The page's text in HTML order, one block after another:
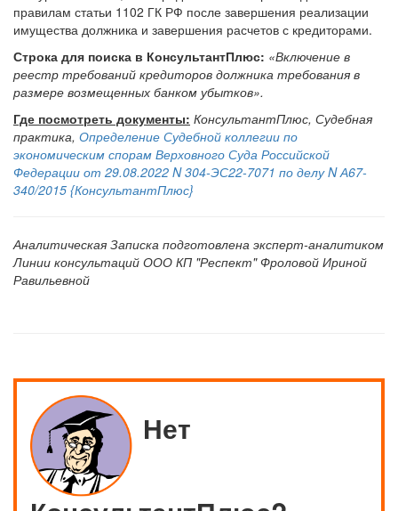
правилам статьи 1102 ГК РФ после завершения реализации
имущества должника и завершения расчетов с кредиторами.
Строка для поиска в КонсультантПлюс: «Включение в
реестр требований кредиторов должника требования в
размере возмещенных банком убытков».
Где посмотреть документы: КонсультантПлюс, Судебная
практика, Определение Судебной коллегии по
экономическим спорам Верховного Суда Российской
Федерации от 29.08.2022 N 304-ЭС22-7071 по делу N А67-
340/2015 {КонсультантПлюс}
Аналитическая Записка подготовлена эксперт-аналитиком
Линии консультаций ООО КП "Респект" Фроловой Ириной
Равильевной
Нет